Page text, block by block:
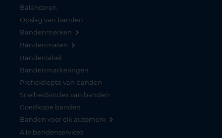
Balanceren
Opslag van banden
Bandenmerken
Bandenmaten
Bandenlabel
Bandenmarkeringen
Profieldiepte van banden
Snelheidsindex van banden
Goedkope banden
Banden voor elk automerk
Alle bandenservices